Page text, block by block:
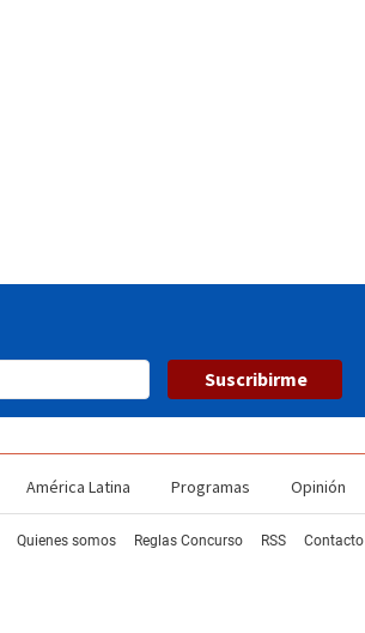
Suscribirme
América Latina Programas Opinión
Quienes somos Reglas Concurso RSS Contacto